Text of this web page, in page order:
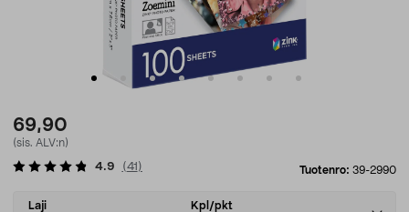
69,90
(sis. ALV:n)
Tuotenro: 39-2990
4.9 (41 )
Select
Laji
Kpl/pkt